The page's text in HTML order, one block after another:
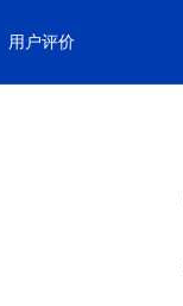
用户评价